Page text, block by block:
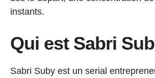
instants.
Qui est Sabri
Sabri Suby est un serial